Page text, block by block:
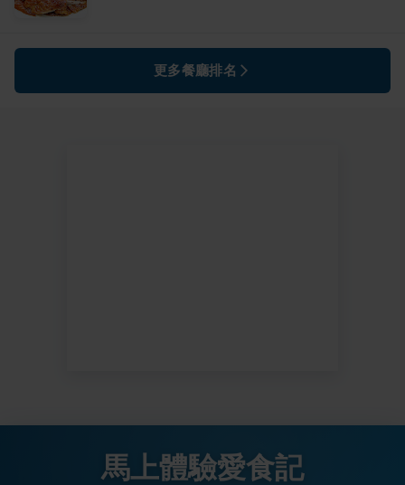
更多餐廳排名
馬上體驗愛食記